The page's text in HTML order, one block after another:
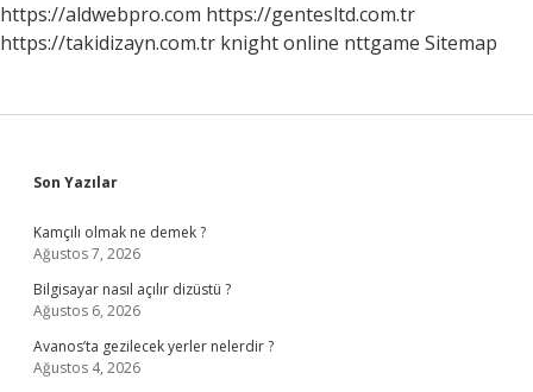
https://aldwebpro.com https://gentesltd.com.tr
https://takidizayn.com.tr knight online nttgame Sitemap
Sidebar
Son Yazılar
Kamçılı olmak ne demek ?
Ağustos 7, 2026
Bilgisayar nasıl açılır dizüstü ?
Ağustos 6, 2026
Avanos’ta gezilecek yerler nelerdir ?
Ağustos 4, 2026